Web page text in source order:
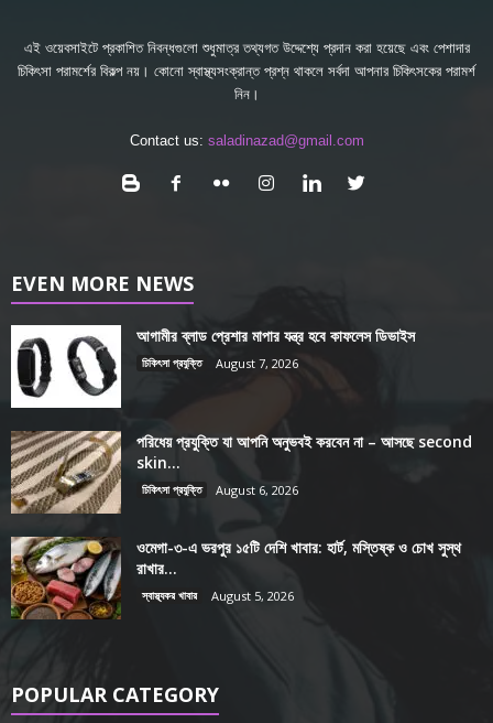
এই ওয়েবসাইটে প্রকাশিত নিবন্ধগুলো শুধুমাত্র তথ্যগত উদ্দেশ্যে প্রদান করা হয়েছে এবং পেশাদার
চিকিৎসা পরামর্শের বিকল্প নয়। কোনো স্বাস্থ্যসংক্রান্ত প্রশ্ন থাকলে সর্বদা আপনার চিকিৎসকের পরামর্শ
নিন।
Contact us: saladinazad@gmail.com
EVEN MORE NEWS
আগামীর ব্লাড প্রেশার মাপার যন্ত্র হবে কাফলেস ডিভাইস
চিকিৎসা প্রযুক্তি August 7, 2026
পরিধেয় প্রযুক্তি যা আপনি অনুভবই করবেন না – আসছে second
skin...
চিকিৎসা প্রযুক্তি August 6, 2026
ওমেগা-৩-এ ভরপুর ১৫টি দেশি খাবার: হার্ট, মস্তিষ্ক ও চোখ সুস্থ
রাখার...
স্বাস্থ্যকর খাবার August 5, 2026
POPULAR CATEGORY